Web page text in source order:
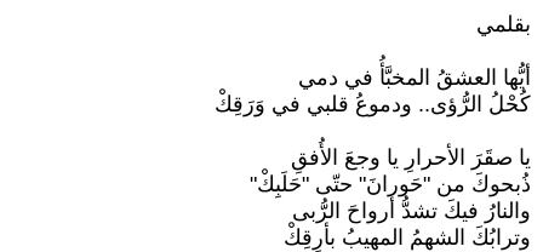
بقلمي
أيُّها العشقُ المخبَّأُ في دمي
كُحْلُ الرُّؤى.. ودموعُ قلبي في وَرَقِكْ
يا صقَرَ الأحرارِ يا وجعَ الأُفقِ
ذُبحوكَ من "حَورانَ" حتّى "حَلَبِكْ"
والنارُ فيكَ تشدُّ أرواحَ الرُّبى
وترابُكَ الشهمُ المهيبُ بأرِقِكْ